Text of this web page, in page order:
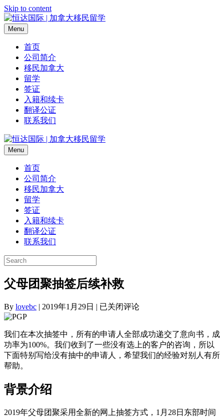
Skip to content
Menu
首页
公司简介
移民加拿大
留学
签证
入籍和续卡
翻译公证
联系我们
Menu
首页
公司简介
移民加拿大
留学
签证
入籍和续卡
翻译公证
联系我们
父母团聚抽签后续补救
By lovebc | 2019年1月29日 | 父
聚
抽
签
已关闭评论
我们在本次抽签中，所有的申请人全部成功递交了意向书，成
功率为100%。我们收到了一些没有选上的客户的咨询，所以
下面特别写给没有抽中的申请人，希望我们的经验对别人有所
帮助。
背景介绍
2019年父母团聚采用全新的网上抽签方式，1月28日东部时间